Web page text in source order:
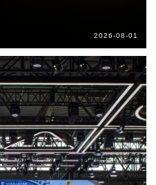
2026-08-01